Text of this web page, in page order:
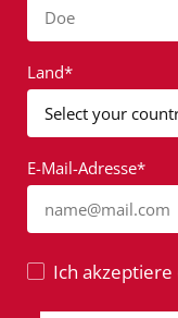
Doe
Land*
E-Mail-Adresse*
name@mail.com
Ich